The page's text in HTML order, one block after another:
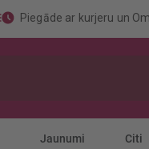
Piegāde ar kurjeru un
Jaunumi Citi